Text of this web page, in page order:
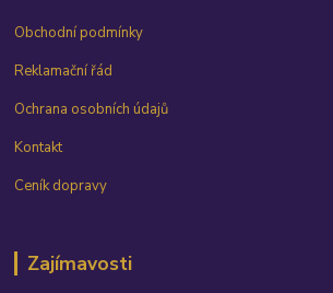
Obchodní podmínky
Reklamační řád
Ochrana osobních údajů
Kontakt
Ceník dopravy
Zajímavosti